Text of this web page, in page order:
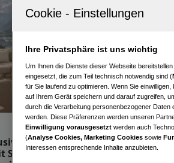
Wohnprojekt direkt am
Seezugang, voll möbliert,
Ihre Privatsphäre ist uns wichtig
Um Ihnen die Dienste dieser Webseite
eingesetzt, die zum Teil technisch notwendig sind (
für Sie laufend zu optimieren. Wenn Sie
auf Ihrem Gerät speichern und darauf zugreifen,
durch die Verarbeitung personenbezogener
werden. Diese Präferenzen werden unseren
Einwilligung vorausgesetzt werden auch
(Analyse Cookies, Marketing Cookies sowie
Interessen entsprechende Inhalte anzubieten.